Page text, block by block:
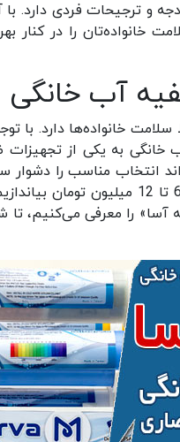
و ترجیحات فردی دارد.
خانواده‌تان را در کنار
آب خانگی
خانواده‌ها دارد. با
به یکی از تجهیزات
انتخاب مناسب را دشوار
قیمت انواع دستگاه‌های تصفیه آب خانگی
را معرفی می‌کنیم، تا